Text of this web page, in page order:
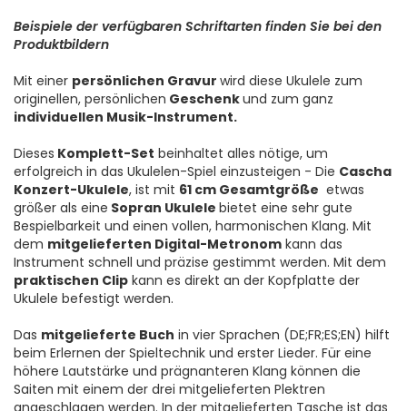
Beispiele der verfügbaren Schriftarten finden Sie bei den
Produktbildern
Mit einer persönlichen Gravur wird diese Ukulele zum
originellen, persönlichen Geschenkund zum ganz
individuellen Musik-Instrument.
Dieses Komplett-Set beinhaltet alles nötige, um
erfolgreich in das Ukulelen-Spiel einzusteigen - Die Cascha
Konzert-Ukulele, ist mit 61 cm Gesamtgröße etwas
größer als eine Sopran Ukulele bietet eine sehr gute
Bespielbarkeit und einen vollen, harmonischen Klang. Mit
dem mitgelieferten Digital-Metronom kann das
Instrument schnell und präzise gestimmt werden. Mit dem
praktischen Clip kann es direkt an der Kopfplatte der
Ukulele befestigt werden.
Das mitgelieferte Buch in vier Sprachen (DE;FR;ES;EN) hilft
beim Erlernen der Spieltechnik und erster Lieder. Für eine
höhere Lautstärke und prägnanteren Klang können die
Saiten mit einem der drei mitgelieferten Plektren
angeschlagen werden. In der mitgelieferten Tasche ist das